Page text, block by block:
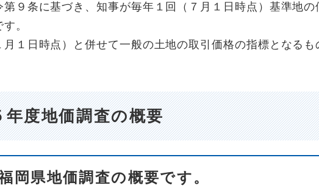
９条に基づき、知事が毎年１回（７月１日時点）基準地の
。
１日時点）と併せて一般の土地の取引価格の指標となるも
度地価調査の概要
岡県地価調査の概要です。